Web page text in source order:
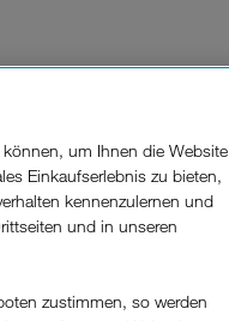
um Ihnen die Website
Einkaufserlebnis zu bieten,
kennenzulernen und
und in unseren
zustimmen, so werden